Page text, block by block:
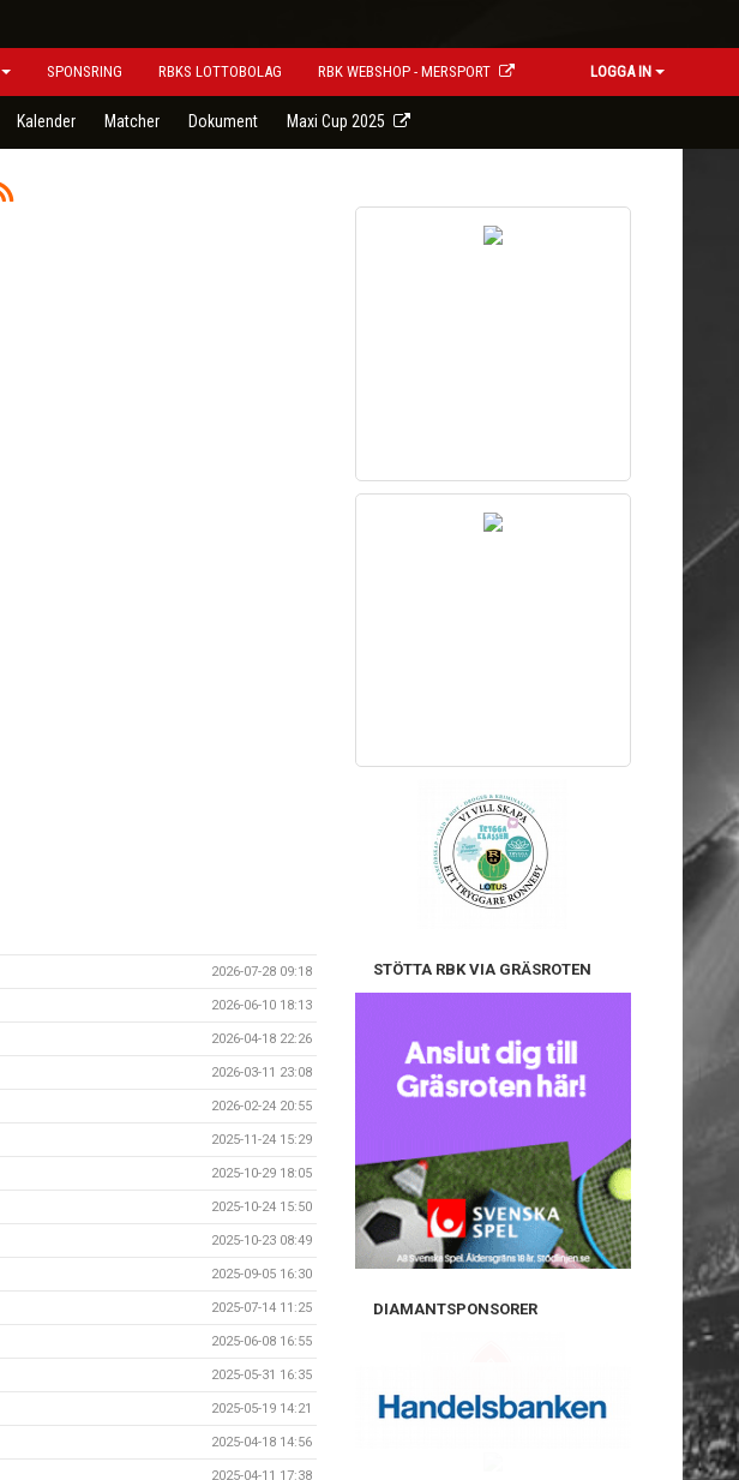
SPONSRING RBKS LOTTOBOLAG RBK WEBSHOP - MERSPORT LOGGA IN
Kalender Matcher Dokument Maxi Cup 2025
2026-07-28 09:18
2026-06-10 18:13
2026-04-18 22:26
2026-03-11 23:08
2026-02-24 20:55
2025-11-24 15:29
2025-10-29 18:05
2025-10-24 15:50
2025-10-23 08:49
2025-09-05 16:30
2025-07-14 11:25
2025-06-08 16:55
2025-05-31 16:35
2025-05-19 14:21
2025-04-18 14:56
2025-04-11 17:38
STÖTTA RBK VIA GRÄSROTEN
DIAMANTSPONSORER